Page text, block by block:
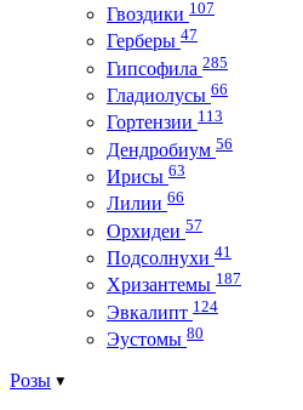
Гвоздики 107
Герберы 47
Гипсофила 285
Гладиолусы 66
Гортензии 113
Дендробиум 56
Ирисы 63
Лилии 66
Орхидеи 57
Подсолнухи 41
Хризантемы 187
Эвкалипт 124
Эустомы 80
Розы